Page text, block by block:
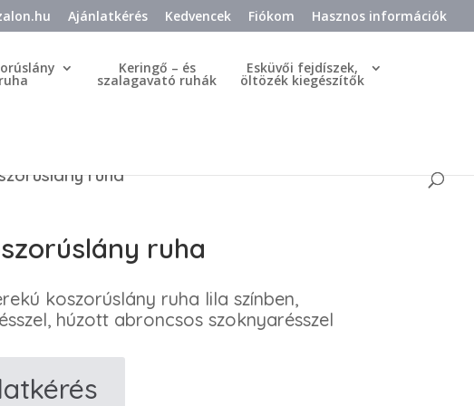
Ajánlatkérés Kedvencek Fiókom Hasznos információk
ruha
Keringő – és
szalagavató ruhák
Esküvői fejdíszek,
öltözék kiegészítők
ruha
ruha
koszorúslány ruha lila színben,
húzott abroncsos szoknyarésszel